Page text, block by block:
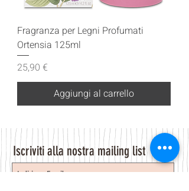
Fragranza per Legni Profumati
Ortensia 125ml
Prezzo
25,90 €
Aggiungi al carrello
Iscriviti alla nostra mailing list